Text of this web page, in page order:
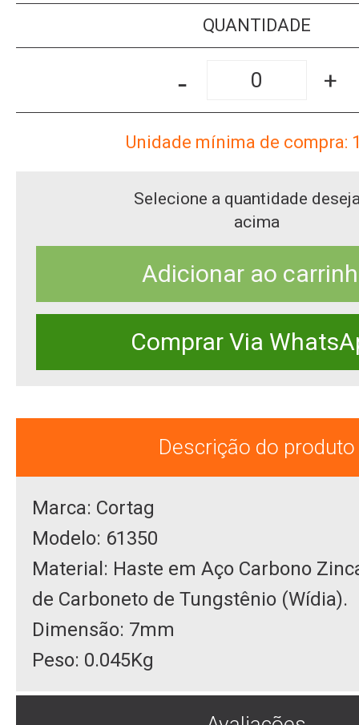
QUANTIDADE
- +
Unidade mínima de compra:
Selecione a quantidade
acima
Adicionar ao
Comprar Via
Descrição do produto
Marca: Cortag
Modelo: 61350
Material: Haste em Aço Carbono
de Carboneto de Tungstênio (Wídia).
Dimensão: 7mm
Peso: 0.045Kg